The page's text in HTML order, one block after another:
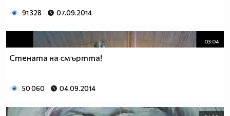
91 328 07.09.2014
03:04
Стената на смъртта!
50 060 04.09.2014